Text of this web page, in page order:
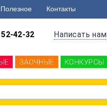
Полезное Контакты
42-32 Написать нам
ЗАОЧНЫЕ КОНКУРСЫ